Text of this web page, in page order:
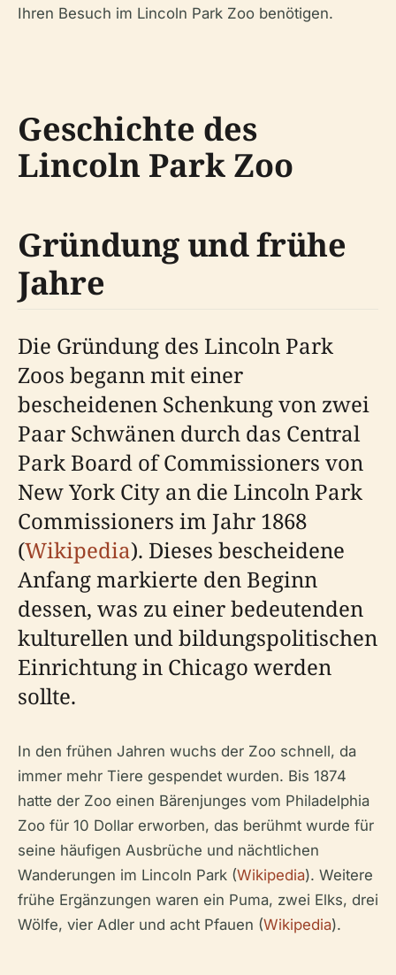
Ihren Besuch im Lincoln Park Zoo benötigen.
Geschichte des
Lincoln Park Zoo
Gründung und frühe
Jahre
Die Gründung des Lincoln Park
Zoos begann mit einer
bescheidenen Schenkung von zwei
Paar Schwänen durch das Central
Park Board of Commissioners von
New York City an die Lincoln Park
Commissioners im Jahr 1868
(Wikipedia). Dieses bescheidene
Anfang markierte den Beginn
dessen, was zu einer bedeutenden
kulturellen und bildungspolitischen
Einrichtung in Chicago werden
sollte.
In den frühen Jahren wuchs der Zoo schnell, da
immer mehr Tiere gespendet wurden. Bis 1874
hatte der Zoo einen Bärenjunges vom Philadelphia
Zoo für 10 Dollar erworben, das berühmt wurde für
seine häufigen Ausbrüche und nächtlichen
Wanderungen im Lincoln Park (Wikipedia). Weitere
frühe Ergänzungen waren ein Puma, zwei Elks, drei
Wölfe, vier Adler und acht Pfauen (Wikipedia).